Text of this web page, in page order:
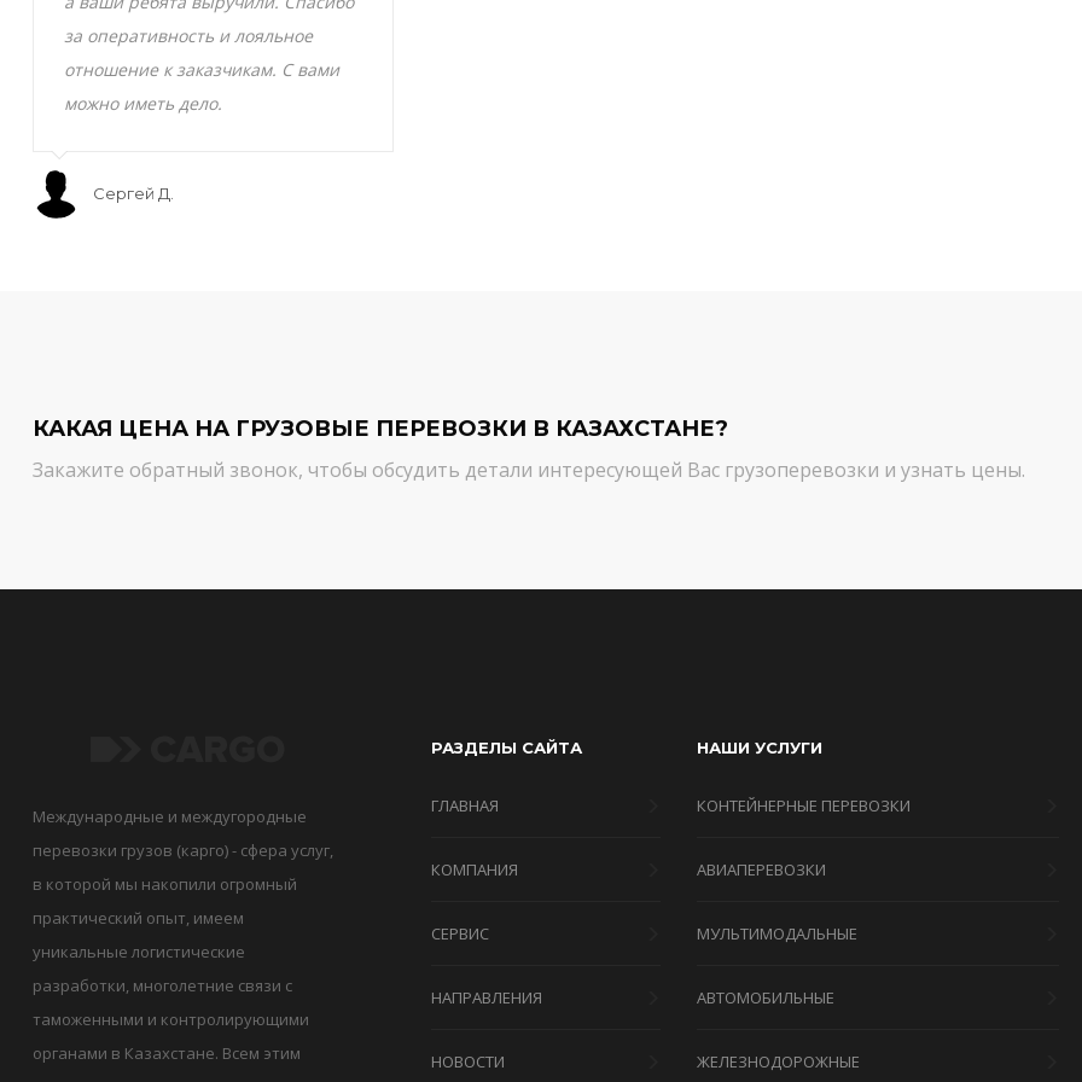
за оперативность и лояльное
отношение к заказчикам. С вами
можно иметь дело.
Сергей Д.
КАКАЯ ЦЕНА НА ГРУЗОВЫЕ ПЕРЕВОЗКИ В КАЗАХСТАНЕ?
Закажите обратный звонок, чтобы обсудить детали интересующей Вас грузоперевозки и узнать цены.
Международные и междугородные
перевозки грузов (карго) - сфера услуг,
в которой мы накопили огромный
практический опыт, имеем
уникальные логистические
разработки, многолетние связи с
таможенными и контролирующими
органами в Казахстане. Всем этим
РАЗДЕЛЫ САЙТА
ГЛАВНАЯ
КОМПАНИЯ
СЕРВИС
НАПРАВЛЕНИЯ
НОВОСТИ
НАШИ УСЛУГИ
КОНТЕЙНЕРНЫЕ ПЕРЕВОЗКИ
АВИАПЕРЕВОЗКИ
МУЛЬТИМОДАЛЬНЫЕ
АВТОМОБИЛЬНЫЕ
ЖЕЛЕЗНОДОРОЖНЫЕ